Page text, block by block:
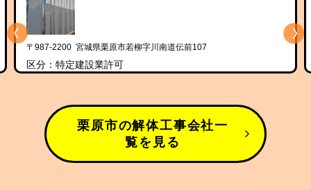
〒987-2200 宮城県栗原市若柳字川南道伝前107
区分：特定建設業許可
栗原市の解体工事会社一
覧を見る